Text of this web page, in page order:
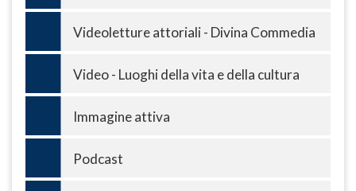
Videoletture attoriali - Divina Commedia
Video - Luoghi della vita e della cultura
Immagine attiva
Podcast